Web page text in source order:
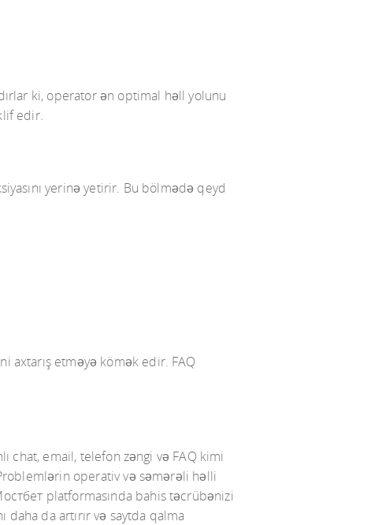
ki, operator ən optimal həll yolunu
edir.
yerinə yetirir. Bu bölmədə qeyd
axtarış etməyə kömək edir. FAQ
chat, email, telefon zəngi və FAQ kimi
operativ və səmərəli həlli
platformasında bahis təcrübənizi
da artırır və saytda qalma